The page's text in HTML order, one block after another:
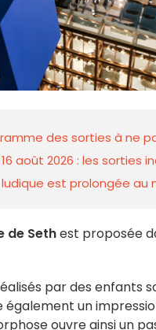
des sorties à ne
août 2026 : les sorties
est prolongée au
de Sethest proposée
par des enfants
également un
ouvre ainsi un